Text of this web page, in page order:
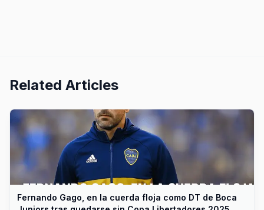
Related Articles
Fernando Gago, en la cuerda floja como DT de Boca